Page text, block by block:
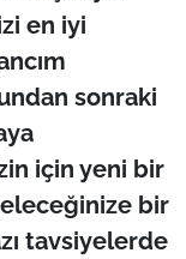
en iyi
sonraki
için yeni bir
bir
tavsiyelerde